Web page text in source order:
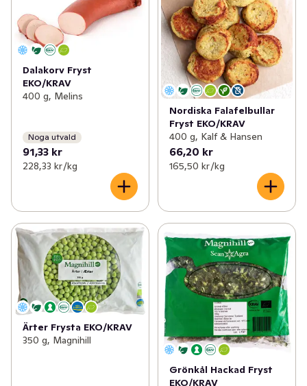
Dalakorv Fryst
EKO/KRAV
400 g, Melins
Noga utvald
91,33 kr
228,33 kr /kg
Nordiska Falafelbullar
Fryst EKO/KRAV
400 g, Kalf & Hansen
66,20 kr
165,50 kr /kg
Ärter Frysta EKO/KRAV
350 g, Magnihill
Grönkål Hackad Fryst
EKO/KRAV